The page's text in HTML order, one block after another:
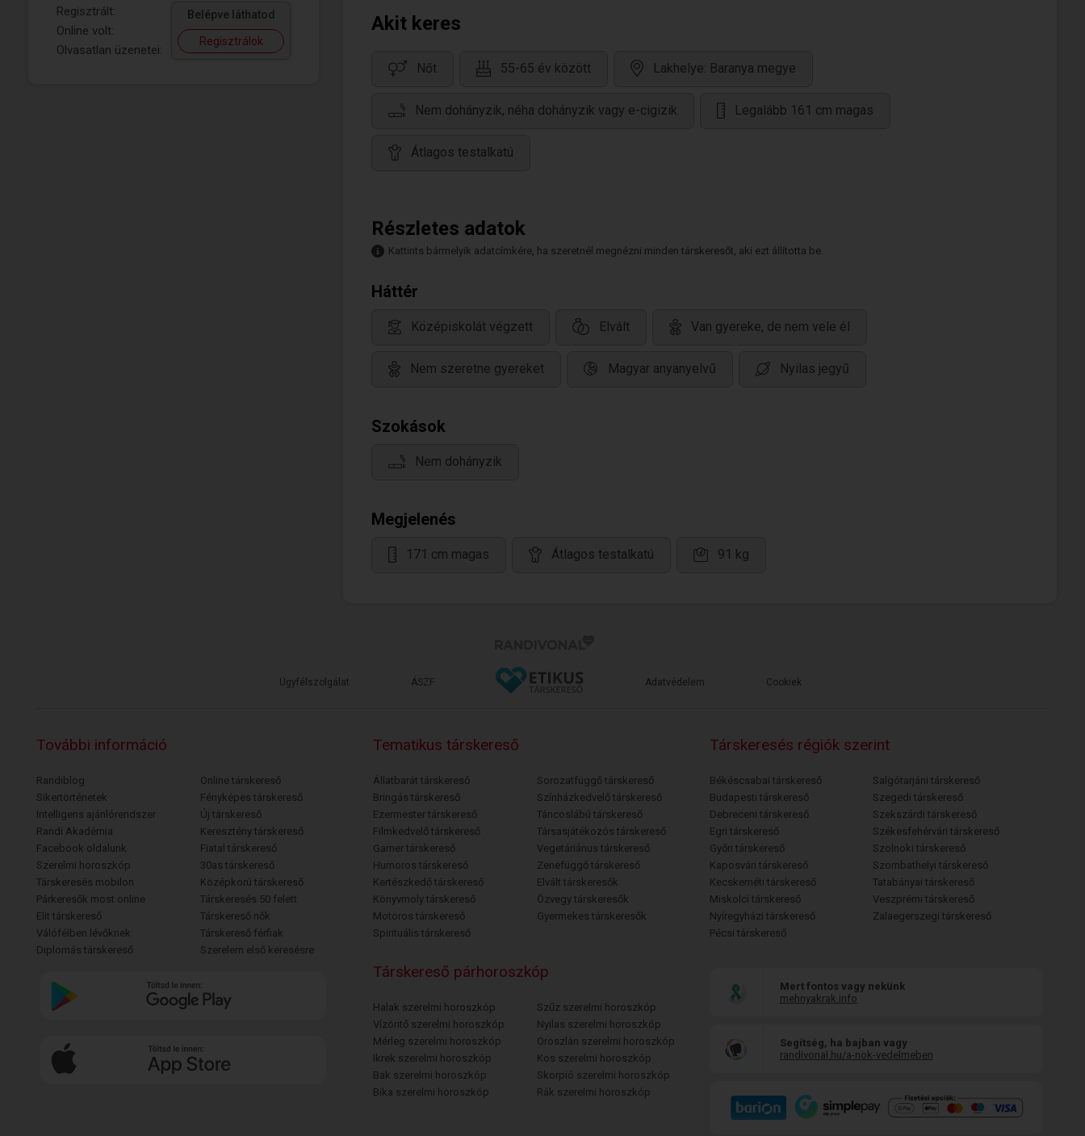
Regisztrált:
Online volt:
Olvasatlan üzenetei:
Belépve láthatod
Regisztrálok
Akit keres
Nőt 55-65 év között Lakhelye: Baranya megye
Nem dohányzik, néha dohányzik vagy e-cigizik Legalább 161 cm magas
Átlagos testalkatú
Részletes adatok
Kattints bármelyik adatcímkére, ha szeretnél megnézni minden társkeresőt, aki ezt állította be.
Háttér
Középiskolát végzett Elvált Van gyereke, de nem vele él
Nem szeretne gyereket Magyar anyanyelvű Nyilas jegyű
Szokások
Nem dohányzik
Megjelenés
171 cm magas Átlagos testalkatú 91 kg
Ügyfélszolgálat ÁSZF Adatvédelem Cookiek
További információ
Randiblog
Sikertörténetek
Intelligens ajánlórendszer
Randi Akadémia
Facebook oldalunk
Szerelmi horoszkóp
Társkeresés mobilon
Párkeresők most online
Elit társkereső
Válófélben lévőknek
Diplomás társkereső
Online társkereső
Fényképes társkereső
Új társkereső
Keresztény társkereső
Fiatal társkereső
30as társkereső
Középkorú társkereső
Társkeresés 50 felett
Társkereső nők
Társkereső férfiak
Szerelem első keresésre
Tematikus társkereső
Állatbarát társkereső
Bringás társkereső
Ezermester társkereső
Filmkedvelő társkereső
Gamer társkereső
Humoros társkereső
Kertészkedő társkereső
Könyvmoly társkereső
Motoros társkereső
Spirituális társkereső
Sorozatfüggő társkereső
Színházkedvelő társkereső
Táncoslábú társkereső
Társasjátékozós társkereső
Vegetáriánus társkereső
Zenefüggő társkereső
Elvált társkeresők
Özvegy társkeresők
Gyermekes társkeresők
Társkeresés régiók szerint
Békéscsabai társkereső
Budapesti társkereső
Debreceni társkereső
Egri társkereső
Győri társkereső
Kaposvári társkereső
Kecskeméti társkereső
Miskolci társkereső
Nyíregyházi társkereső
Pécsi társkereső
Salgótarjáni társkereső
Szegedi társkereső
Szekszárdi társkereső
Székesfehérvári társkereső
Szolnoki társkereső
Szombathelyi társkereső
Tatabányai társkereső
Veszprémi társkereső
Zalaegerszegi társkereső
Társkereső párhoroszkóp
Halak szerelmi horoszkóp
Vízöntő szerelmi horoszkóp
Mérleg szerelmi horoszkóp
Ikrek szerelmi horoszkóp
Bak szerelmi horoszkóp
Bika szerelmi horoszkóp
Szűz szerelmi horoszkóp
Nyilas szerelmi horoszkóp
Oroszlán szerelmi horoszkóp
Kos szerelmi horoszkóp
Skorpió szerelmi horoszkóp
Rák szerelmi horoszkóp
Mert fontos vagy nekünk
mehnyakrak.info
Segítség, ha bajban vagy
randivonal.hu/a-nok-vedelmeben